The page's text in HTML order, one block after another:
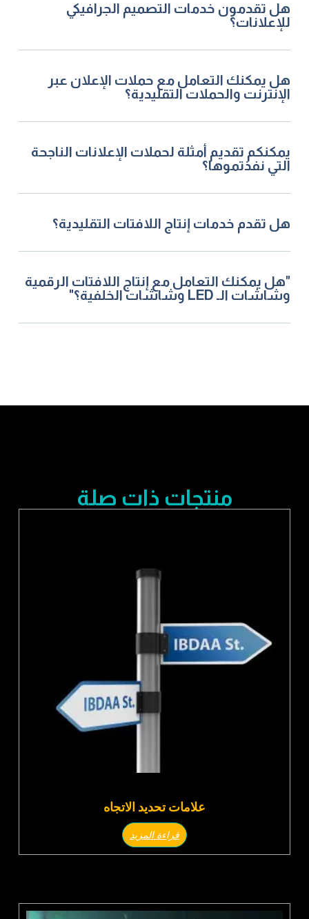
هل تقدمون خدمات التصميم الجرافيكي
للإعلانات؟
هل يمكنك التعامل مع حملات الإعلان عبر
الإنترنت والحملات التقليدية؟
يمكنكم تقديم أمثلة لحملات الإعلانات الناجحة
التي نفذتموها؟
هل تقدم خدمات إنتاج اللافتات التقليدية؟
"هل يمكنك التعامل مع إنتاج اللافتات الرقمية
وشاشات الـ LED وشاشات الخلفية؟"
منتجات ذات صلة
علامات تحديد الاتجاه
قراءة المزيد